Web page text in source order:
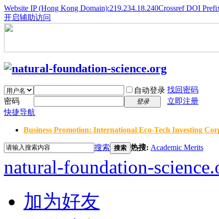
Website IP (Hong Kong Domain):219.234.18.240Crossref DOI
开启辅助访问
自动登录 找回密码
密码
登录
立即注册
快捷导航
Business Promotion: International Eco-Tech Investing
搜索 搜索 热搜: Academic Merits
natural-foundation-
加为好友